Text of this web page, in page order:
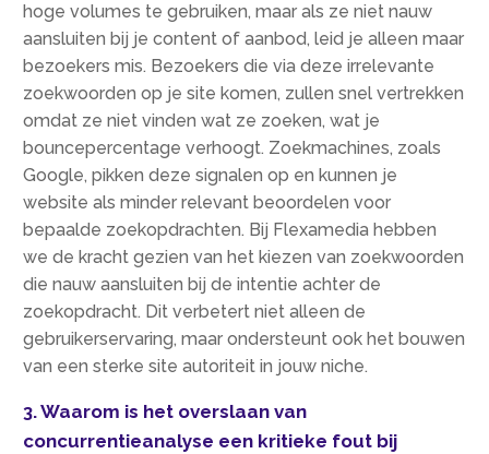
hoge volumes te gebruiken, maar als ze niet nauw
aansluiten bij je content of aanbod, leid je alleen maar
bezoekers mis.​ Bezoekers die via deze irrelevante
zoekwoorden op je site komen, zullen snel vertrekken
omdat ze niet vinden wat ze zoeken, wat je
bouncepercentage verhoogt.​ Zoekmachines, zoals
Google, pikken deze signalen op en kunnen je
website als minder relevant beoordelen voor
bepaalde zoekopdrachten.​ Bij Flexamedia hebben
we de kracht gezien van het kiezen van zoekwoorden
die nauw aansluiten bij de intentie achter de
zoekopdracht.​ Dit verbetert niet alleen de
gebruikerservaring, maar ondersteunt ook het bouwen
van een sterke site autoriteit in jouw niche.​
3.​ Waarom is het overslaan van
concurrentieanalyse een kritieke fout bij